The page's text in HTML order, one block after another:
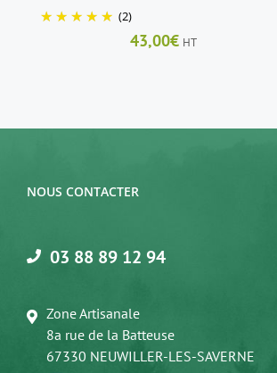
(2)
43,00€ HT
NOUS CONTACTER
03 88 89 12 94
Zone Artisanale
8a rue de la Batteuse
67330 NEUWILLER-LES-SAVERNE